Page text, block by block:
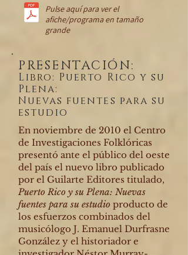
Pulse aquí para ver el
afiche/programa en tamaño
grande
PRESENTACIÓN:
Libro: Puerto Rico y su
Plena:
Nuevas fuentes para su
estudio
En noviembre de 2010 el Centro
de Investigaciones Folklóricas
presentó ante el público del oeste
del país el nuevo libro publicado
por el Guilarte Editores titulado,
Puerto Rico y su Plena: Nuevas
fuentes para su estudio producto de
los esfuerzos combinados del
musicólogo J. Emanuel Durfrasne
González y el historiador e